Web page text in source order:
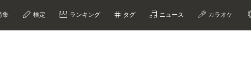
集 検定 ランキング タグ ニュース カラオケ